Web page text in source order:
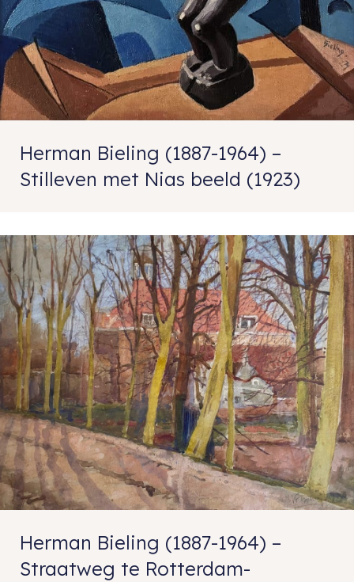
Herman Bieling (1887-1964) –
Stilleven met Nias beeld (1923)
Herman Bieling (1887-1964) –
Straatweg te Rotterdam-